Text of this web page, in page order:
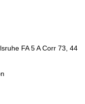
FA 5 A Corr 73, 44